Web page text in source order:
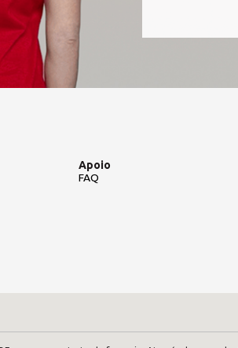
Apoio
FAQ